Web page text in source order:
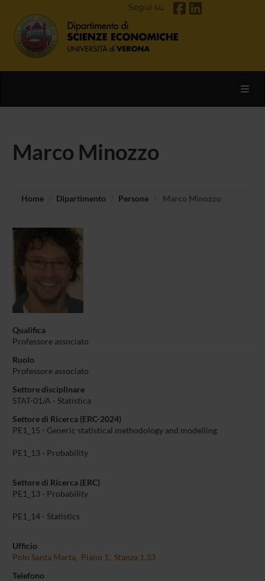
Segui su
Marco Minozzo
Home Dipartimento Persone Marco Minozzo
Qualifica
Professore associato
Ruolo
Professore associato
Settore disciplinare
STAT-01/A - Statistica
Settore di Ricerca (ERC-2024)
PE1_15 - Generic statistical methodology and modelling
PE1_13 - Probability
Settore di Ricerca (ERC)
PE1_13 - Probability
PE1_14 - Statistics
Ufficio
Polo Santa Marta, Piano 1, Stanza 1.33
Telefono